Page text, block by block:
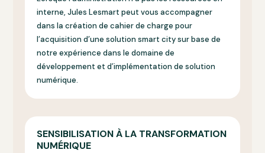
interne, Jules Lesmart peut vous accompagner
dans la création de cahier de charge pour
l’acquisition d’une solution smart city sur base de
notre expérience dans le domaine de
développement et d’implémentation de solution
numérique.
SENSIBILISATION À LA TRANSFORMATION
NUMÉRIQUE